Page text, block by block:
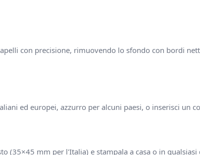
con precisione, rimuovendo lo sfondo con bordi
ed europei, azzurro per alcuni paesi, o inserisci un
(35×45 mm per l'Italia) e stampala a casa o in qualsiasi